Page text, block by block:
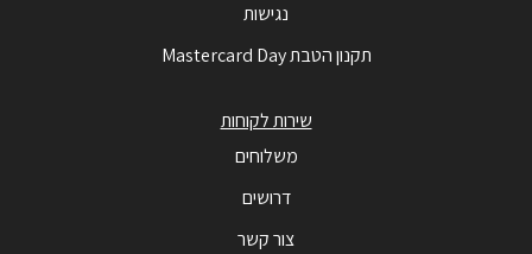
נגישות
תקנון הטבת Mastercard Day
שירות לקוחות
משלוחים
דרושים
צור קשר